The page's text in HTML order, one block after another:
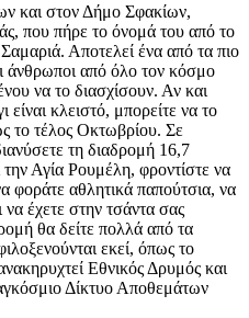
και στον Δήμο Σφακίων,
που πήρε το όνομά του από το
Αποτελεί ένα από τα πιο
άνθρωποι από όλο τον κόσμο
να το διασχίσουν. Αν και
είναι κλειστό, μπορείτε να το
το τέλος Οκτωβρίου. Σε
τη διαδρομή 16,7
Αγία Ρουμέλη, φροντίστε να
φοράτε αθλητικά παπούτσια, να
να έχετε στην τσάντα σας
θα δείτε πολλά από τα
εκεί, όπως το
Εθνικός Δρυμός και
Δίκτυο Αποθεμάτων